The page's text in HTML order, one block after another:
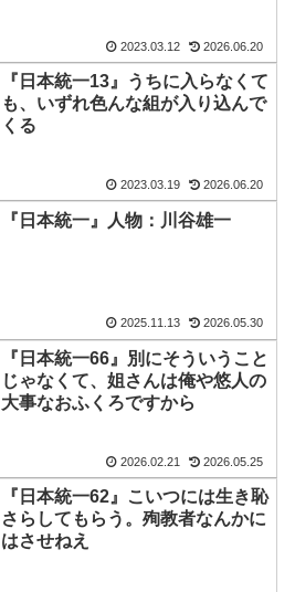
2023.03.12 2026.06.20
『日本統一13』うちに入らなくて
も、いずれ色んな組が入り込んで
くる
2023.03.19 2026.06.20
『日本統一』人物：川谷雄一
2025.11.13 2026.05.30
『日本統一66』別にそういうこと
じゃなくて、姐さんは俺や悠人の
大事なおふくろですから
2026.02.21 2026.05.25
『日本統一62』こいつには生き恥
さらしてもらう。殉教者なんかに
はさせねえ